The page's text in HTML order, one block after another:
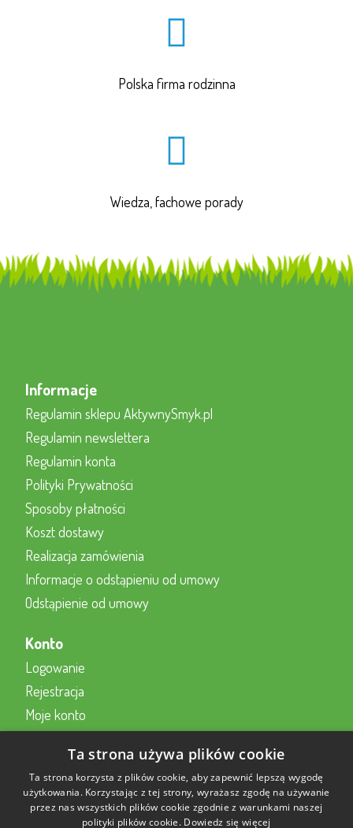
Polska firma rodzinna
Wiedza, fachowe porady
Informacje
Regulamin sklepu AktywnySmyk.pl
Regulamin newslettera
Regulamin konta
Polityki Prywatności
Sposoby płatności
Koszt dostawy
Realizacja zamówienia
Informacje o odstąpieniu od umowy
Odstąpienie od umowy
Konto
Logowanie
Rejestracja
Moje konto
Kontakt
Formularz kontaktowy online
Ta strona używa plików cookie
Ta strona korzysta z plików cookie, aby zapewnić lepszą wygodę
użytkowania. Korzystając z tej strony, wyrażasz zgodę na używanie
przez nas wszystkich plików cookie zgodnie z warunkami naszej
polityki plików cookie. Dowiedz się więcej